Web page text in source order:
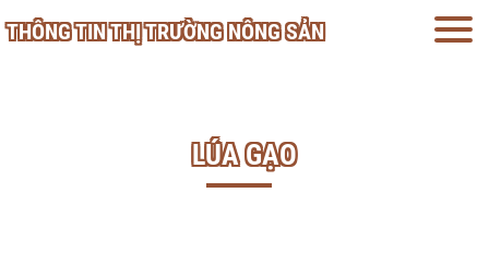
THÔNG TIN THỊ TRƯỜNG NÔNG SẢN
LÚA GẠO